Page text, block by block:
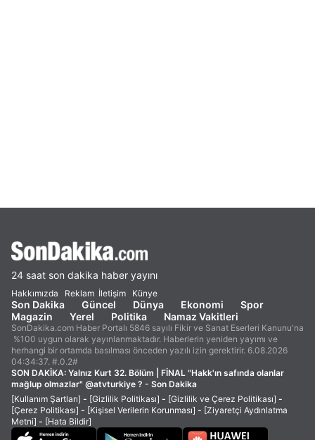
24 saat son dakika haber yayını
Hakkımızda Reklam İletişim Künye
Son Dakika Güncel Dünya Ekonomi
Spor
Magazin
Yerel Politika Namaz Vakitleri
SonDakika.com Haber Portalı 5846 sayılı Fikir ve Sanat Eserleri Kanunu'na
%100 uygun olarak yayınlanmaktadır. Haberlerin yeniden yayımı ve
herhangi bir ortamda basılması önceden yazılı izin gerektirir. 6.08.2026
04:34:37. #.0.2#
SON DAKİKA: Yalnız Kurt 32. Bölüm | FİNAL "Hakk'ın safında olanlar
mağlup olmazlar" @atvturkiye ? - Son Dakika
[Kullanım Şartları] - [Gizlilik Politikası] - [Gizlilik ve Çerez Politikası] -
[Çerez Politikası] - [Kişisel Verilerin Korunması] - [Ziyaretçi Aydınlatma
Metni] - [Hata Bildir]